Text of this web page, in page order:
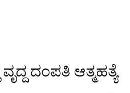
ದಂಪತಿ ಆತ್ಮಹತ್ಯೆ